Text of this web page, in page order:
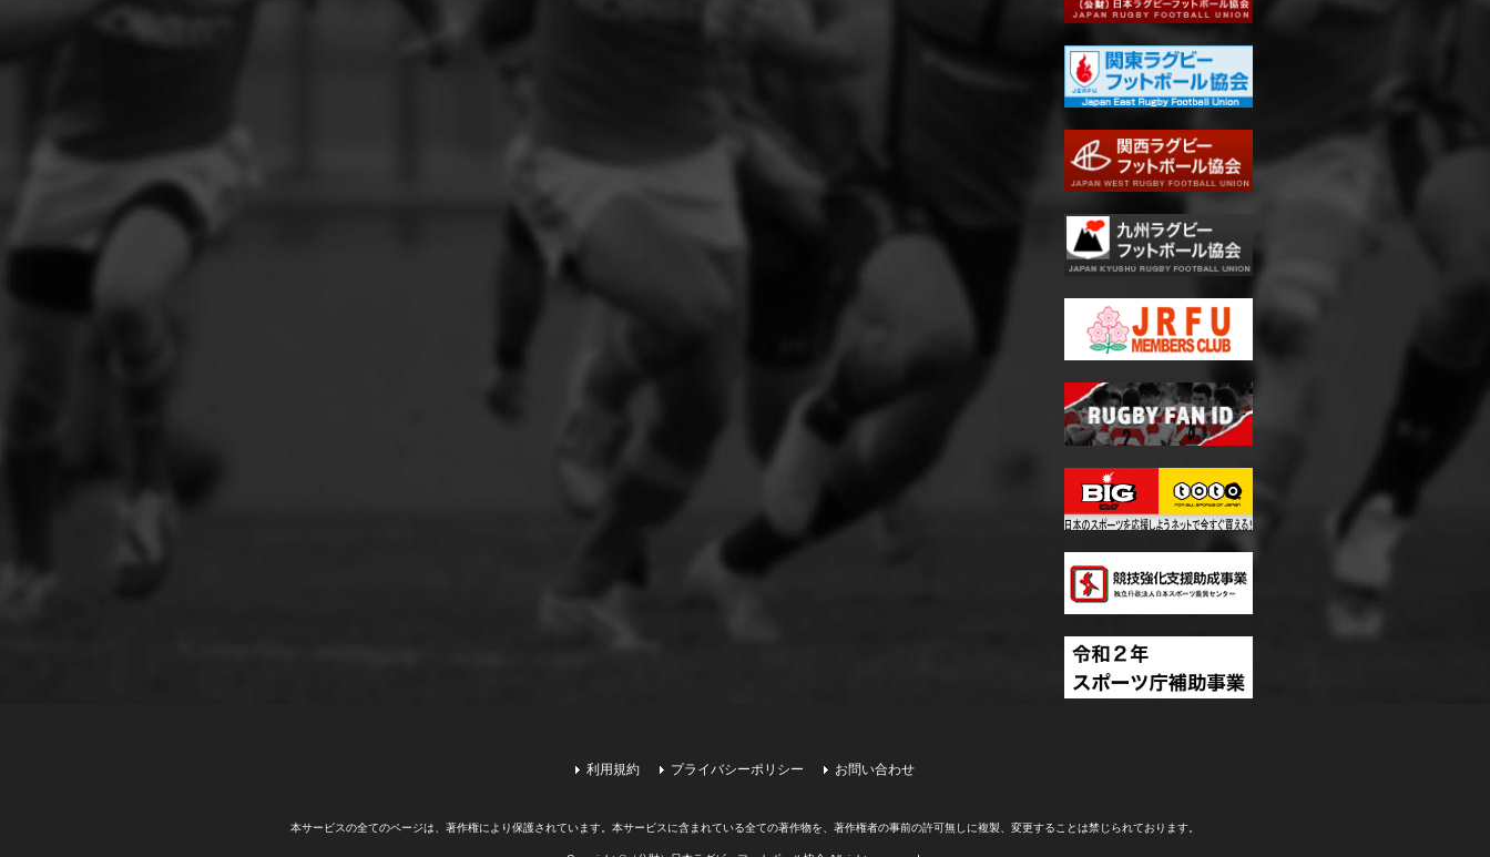
利用規約 プライバシーポリシー お問い合わせ
本サービスの全てのページは、著作権により保護されています。 本サービスに含まれている全ての著作物を、著作権者の事前の許可無しに複製、変更することは禁じられております。